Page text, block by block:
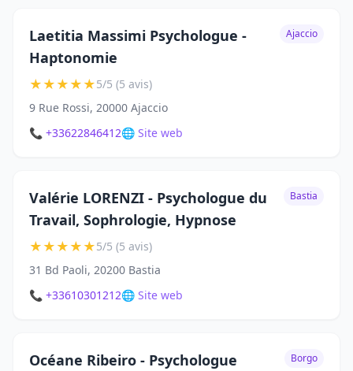
Laetitia Massimi Psychologue -
Haptonomie
Ajaccio
★★★★★5/5 (5 avis)
9 Rue Rossi, 20000 Ajaccio
📞 +33622846412🌐 Site web
Valérie LORENZI - Psychologue du
Travail, Sophrologie, Hypnose
Bastia
★★★★★5/5 (5 avis)
31 Bd Paoli, 20200 Bastia
📞 +33610301212🌐 Site web
Océane Ribeiro - Psychologue Borgo